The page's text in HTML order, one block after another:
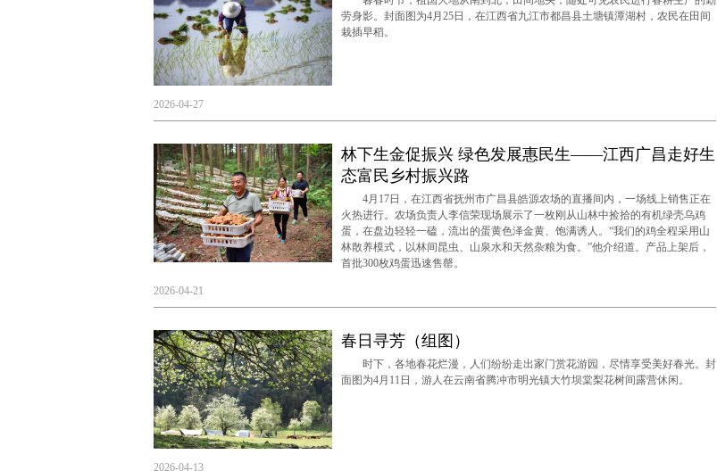
劳身影。封面图为4月25日，在江西省九江市都昌县土塘镇潭湖村，农民在田间
栽插早稻。
2026-04-27
林下生金促振兴 绿色发展惠民生——江西广昌走好生
态富民乡村振兴路
4月17日，在江西省抚州市广昌县皓源农场的直播间内，一场线上销售正在
火热进行。农场负责人李信荣现场展示了一枚刚从山林中捡拾的有机绿壳乌鸡
蛋，在盘边轻轻一磕，流出的蛋黄色泽金黄、饱满诱人。“我们的鸡全程采用山
林散养模式，以林间昆虫、山泉水和天然杂粮为食。”他介绍道。产品上架后，
首批300枚鸡蛋迅速售罄。
2026-04-21
春日寻芳（组图）
时下，各地春花烂漫，人们纷纷走出家门赏花游园，尽情享受美好春光。封
面图为4月11日，游人在云南省腾冲市明光镇大竹坝棠梨花树间露营休闲。
2026-04-13